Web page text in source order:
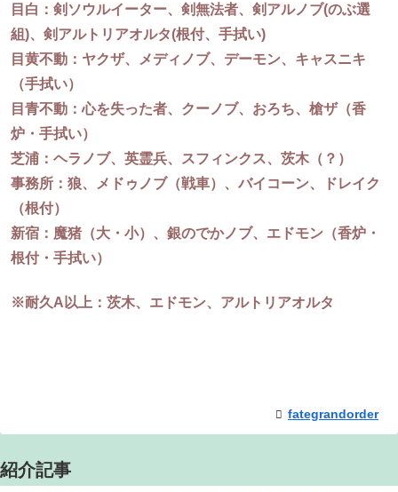
目白：剣ソウルイーター、剣無法者、剣アルノブ(のぶ選
組)、剣アルトリアオルタ(根付、手拭い)
目黄不動：ヤクザ、メディノブ、デーモン、キャスニキ
（手拭い）
目青不動：心を失った者、クーノブ、おろち、槍ザ（香
炉・手拭い）
芝浦：ヘラノブ、英霊兵、スフィンクス、茨木（？）
事務所：狼、メドゥノブ（戦車）、バイコーン、ドレイク
（根付）
新宿：魔猪（大・小）、銀のでかノブ、エドモン（香炉・
根付・手拭い）
※耐久A以上：茨木、エドモン、アルトリアオルタ
fategrandorder
紹介記事